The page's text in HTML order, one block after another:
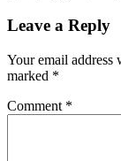
Leave a Reply
Your email address
marked *
Comment *